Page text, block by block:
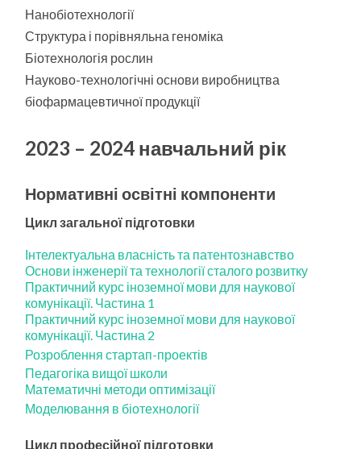
Нанобіотехнології
Структура і порівняльна геноміка
Біотехнологія рослин
Науково-технологічні основи виробництва
біофармацевтичної продукції
2023 – 2024 навчальний рік
Нормативні освітні компоненти
Цикл загальної підготовки
Інтелектуальна власність та патентознавство
Основи інженерії та технології сталого розвитку
Практичний курс іноземної мови для наукової
комунікації. Частина 1
Практичний курс іноземної мови для наукової
комунікації. Частина 2
Розроблення стартап-проектів
Педагогіка вищої школи
Математичні методи оптимізації
Моделювання в біотехнології
Цикл професійної підготовки